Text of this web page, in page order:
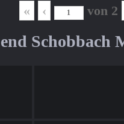
« ‹ von 2
Schobbach